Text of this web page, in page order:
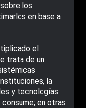
los
en base a
el
trata de un
la
y tecnologías
en otras